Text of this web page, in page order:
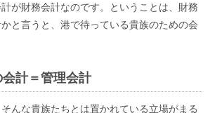
が財務会計なのです。ということは、財務
と言うと、港で待っている貴族のための会
計＝管理会計
んな貴族たちとは置かれている立場がまる